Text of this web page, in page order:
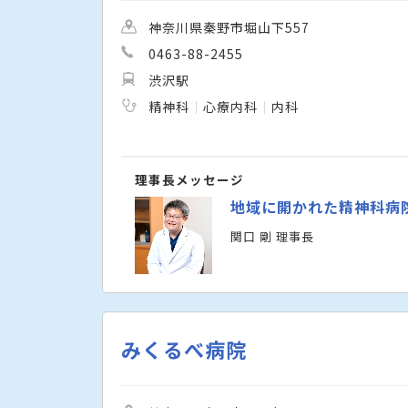
神奈川県秦野市堀山下557
0463-88-2455
渋沢駅
精神科
心療内科 内科
理事長メッセージ
地域に開かれた精神科病
関口 剛 理事長
みくるべ病院